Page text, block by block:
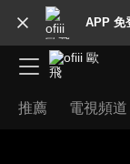
APP 免
推薦 電視頻道